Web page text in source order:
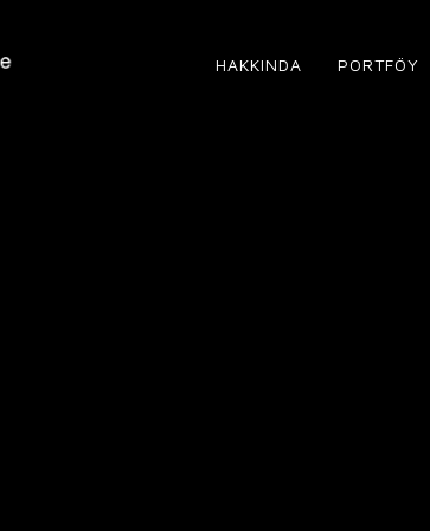
HAKKINDA PORTFÖY